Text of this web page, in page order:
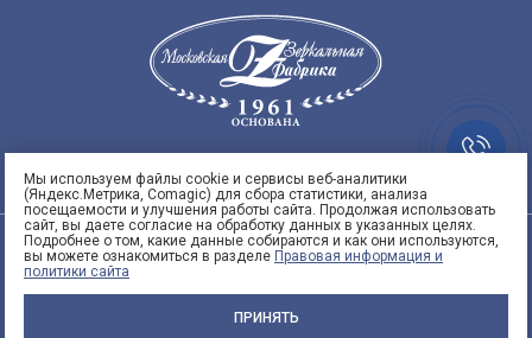
8
53
Мы используем файлы cookie и сервисы веб-аналитики
(Яндекс.Метрика, Comagic) для сбора статистики, анализа
посещаемости и улучшения работы сайта. Продолжая использовать
сайт, вы даете согласие на обработку данных в указанных целях.
Подробнее о том, какие данные собираются и как они используются,
вы можете ознакомиться в разделе Правовая информация и
политики сайта
ПРИНЯТЬ
ООО "СПЕКТРУМАРТ"
info@spektrumart.ru | +7 (495) 797-53-73
Правовая информация и политики сайта
Заказать